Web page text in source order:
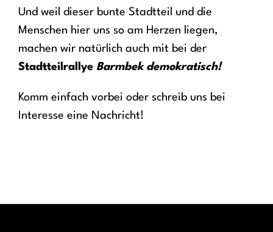
Und weil dieser bunte Stadtteil und die
Menschen hier uns so am Herzen liegen,
machen wir natürlich auch mit bei der
Stadtteilrallye Barmbek demokratisch!
Komm einfach vorbei oder schreib uns bei
Interesse eine Nachricht!